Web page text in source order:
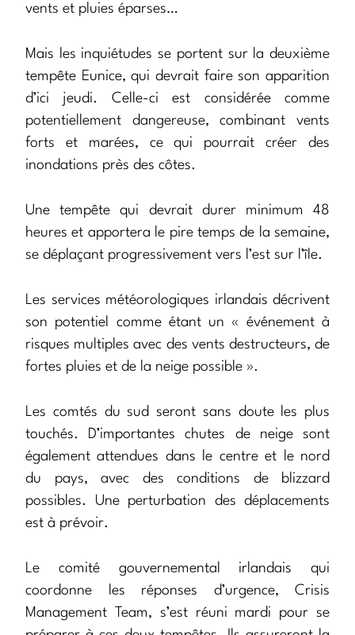
vents et pluies éparses…
Mais les inquiétudes se portent sur la deuxième
tempête Eunice, qui devrait faire son apparition
d’ici jeudi. Celle-ci est considérée comme
potentiellement dangereuse, combinant vents
forts et marées, ce qui pourrait créer des
inondations près des côtes.
Une tempête qui devrait durer minimum 48
heures et apportera le pire temps de la semaine,
se déplaçant progressivement vers l’est sur l’île.
Les services météorologiques irlandais décrivent
son potentiel comme étant un « événement à
risques multiples avec des vents destructeurs, de
fortes pluies et de la neige possible ».
Les comtés du sud seront sans doute les plus
touchés. D’importantes chutes de neige sont
également attendues dans le centre et le nord
du pays, avec des conditions de blizzard
possibles. Une perturbation des déplacements
est à prévoir.
Le comité gouvernemental irlandais qui
coordonne les réponses d’urgence, Crisis
Management Team, s’est réuni mardi pour se